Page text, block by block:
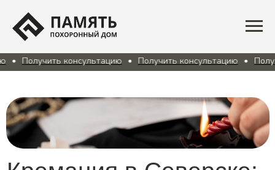
Получить консультацию Получить консультацию
Кремация в Северске:
как всё проходит шаг
за шагом